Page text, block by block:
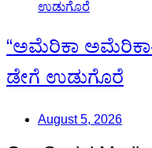
“ಅಮೆರಿಕಾ
ಡೇಗೆ ಉಡುಗೊರೆ
August 5, 2026